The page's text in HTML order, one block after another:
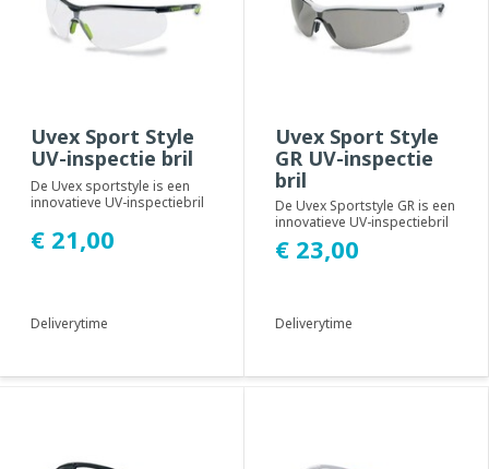
Uvex Sport Style
UV-inspectie bril
De Uvex sportstyle is een
innovatieve UV-inspectiebril
een uite...
€ 21,00
Deliverytime
Uvex Sport Style
GR UV-inspectie
bril
De Uvex Sportstyle GR is een
innovatieve UV-inspectiebril
met grijze glazen, een
sportief ...
€ 23,00
Deliverytime